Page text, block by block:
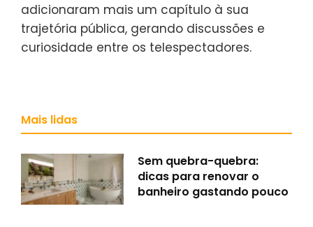
adicionaram mais um capítulo à sua
trajetória pública, gerando discussões e
curiosidade entre os telespectadores.
Mais lidas
Sem quebra-quebra:
dicas para renovar o
banheiro gastando pouco